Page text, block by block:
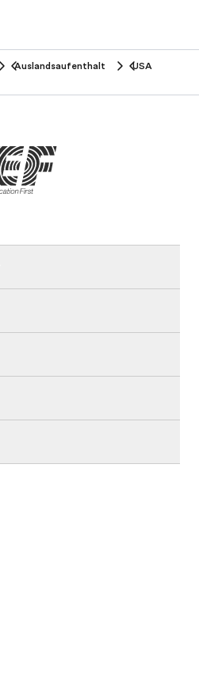
Auslandsaufenthalt
USA